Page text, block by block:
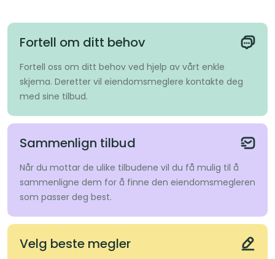
Fortell om ditt behov
Fortell oss om ditt behov ved hjelp av vårt enkle
skjema. Deretter vil eiendomsmeglere kontakte deg
med sine tilbud.
Sammenlign tilbud
Når du mottar de ulike tilbudene vil du få mulig til å
sammenligne dem for å finne den eiendomsmegleren
som passer deg best.
Velg beste megler